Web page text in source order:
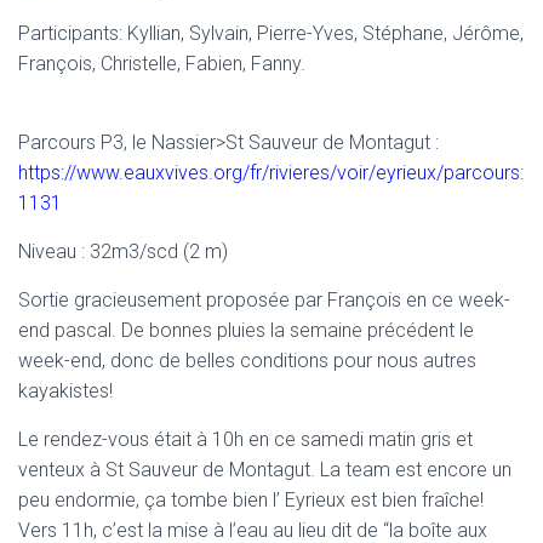
Participants: Kyllian, Sylvain, Pierre-Yves, Stéphane, Jérôme,
François, Christelle, Fabien, Fanny.
Parcours P3, le Nassier>St Sauveur de Montagut :
https://www.eauxvives.org/fr/rivieres/voir/eyrieux/parcours:
1131
Niveau : 32m3/scd (2 m)
Sortie gracieusement proposée par François en ce week-
end pascal. De bonnes pluies la semaine précédent le
week-end, donc de belles conditions pour nous autres
kayakistes!
Le rendez-vous était à 10h en ce samedi matin gris et
venteux à St Sauveur de Montagut. La team est encore un
peu endormie, ça tombe bien l’ Eyrieux est bien fraîche!
Vers 11h, c’est la mise à l’eau au lieu dit de “la boîte aux